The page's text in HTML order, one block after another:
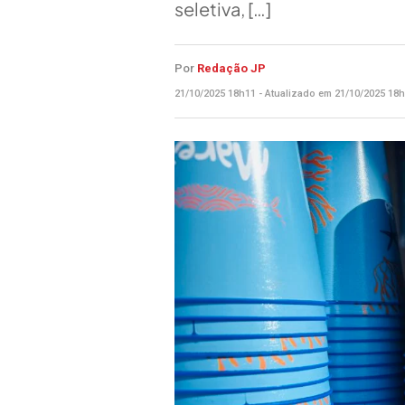
seletiva, […]
Por Redação JP
21/10/2025 18h11 - Atualizado em 21/10/2025